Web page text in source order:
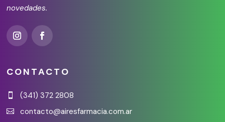
novedades.
CONTACTO
 (341) 372 2808
 contacto@airesfarmacia.com.ar